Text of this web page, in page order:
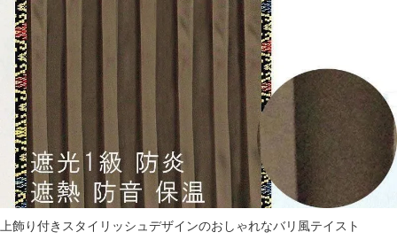
上飾り付きスタイリッシュデザインのおしゃれなバリ風テイスト